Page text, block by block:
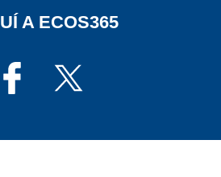
A ECOS365